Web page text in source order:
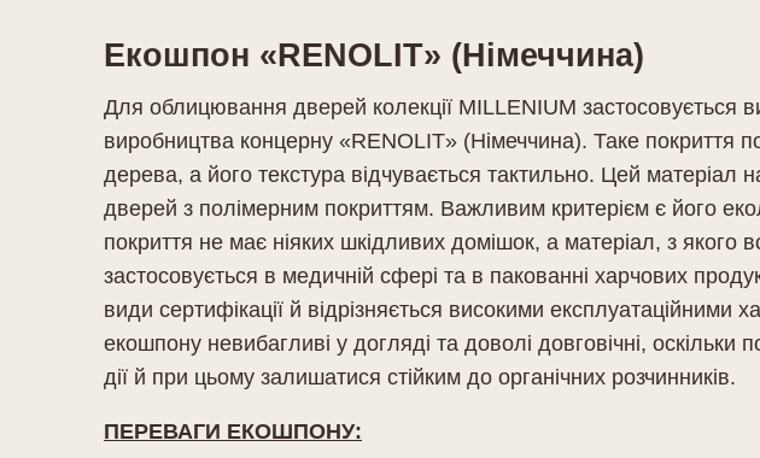
Екошпон «RENOLIT» (Німеччина)
Для облицювання дверей колекції MILLENIUM застосовується
виробництва концерну «RENOLIT» (Німеччина). Таке покриття
дерева, а його текстура відчувається тактильно. Цей
дверей з полімерним покриттям. Важливим критерієм є його
покриття не має ніяких шкідливих домішок, а матеріал, з якого
застосовується в медичній сфері та в пакованні харчових
види сертифікації й відрізняється високими експлуатаційними
екошпону невибагливі у догляді та доволі довговічні, оскільки
дії й при цьому залишатися стійким до органічних розчинників.
ПЕРЕВАГИ ЕКОШПОНУ: